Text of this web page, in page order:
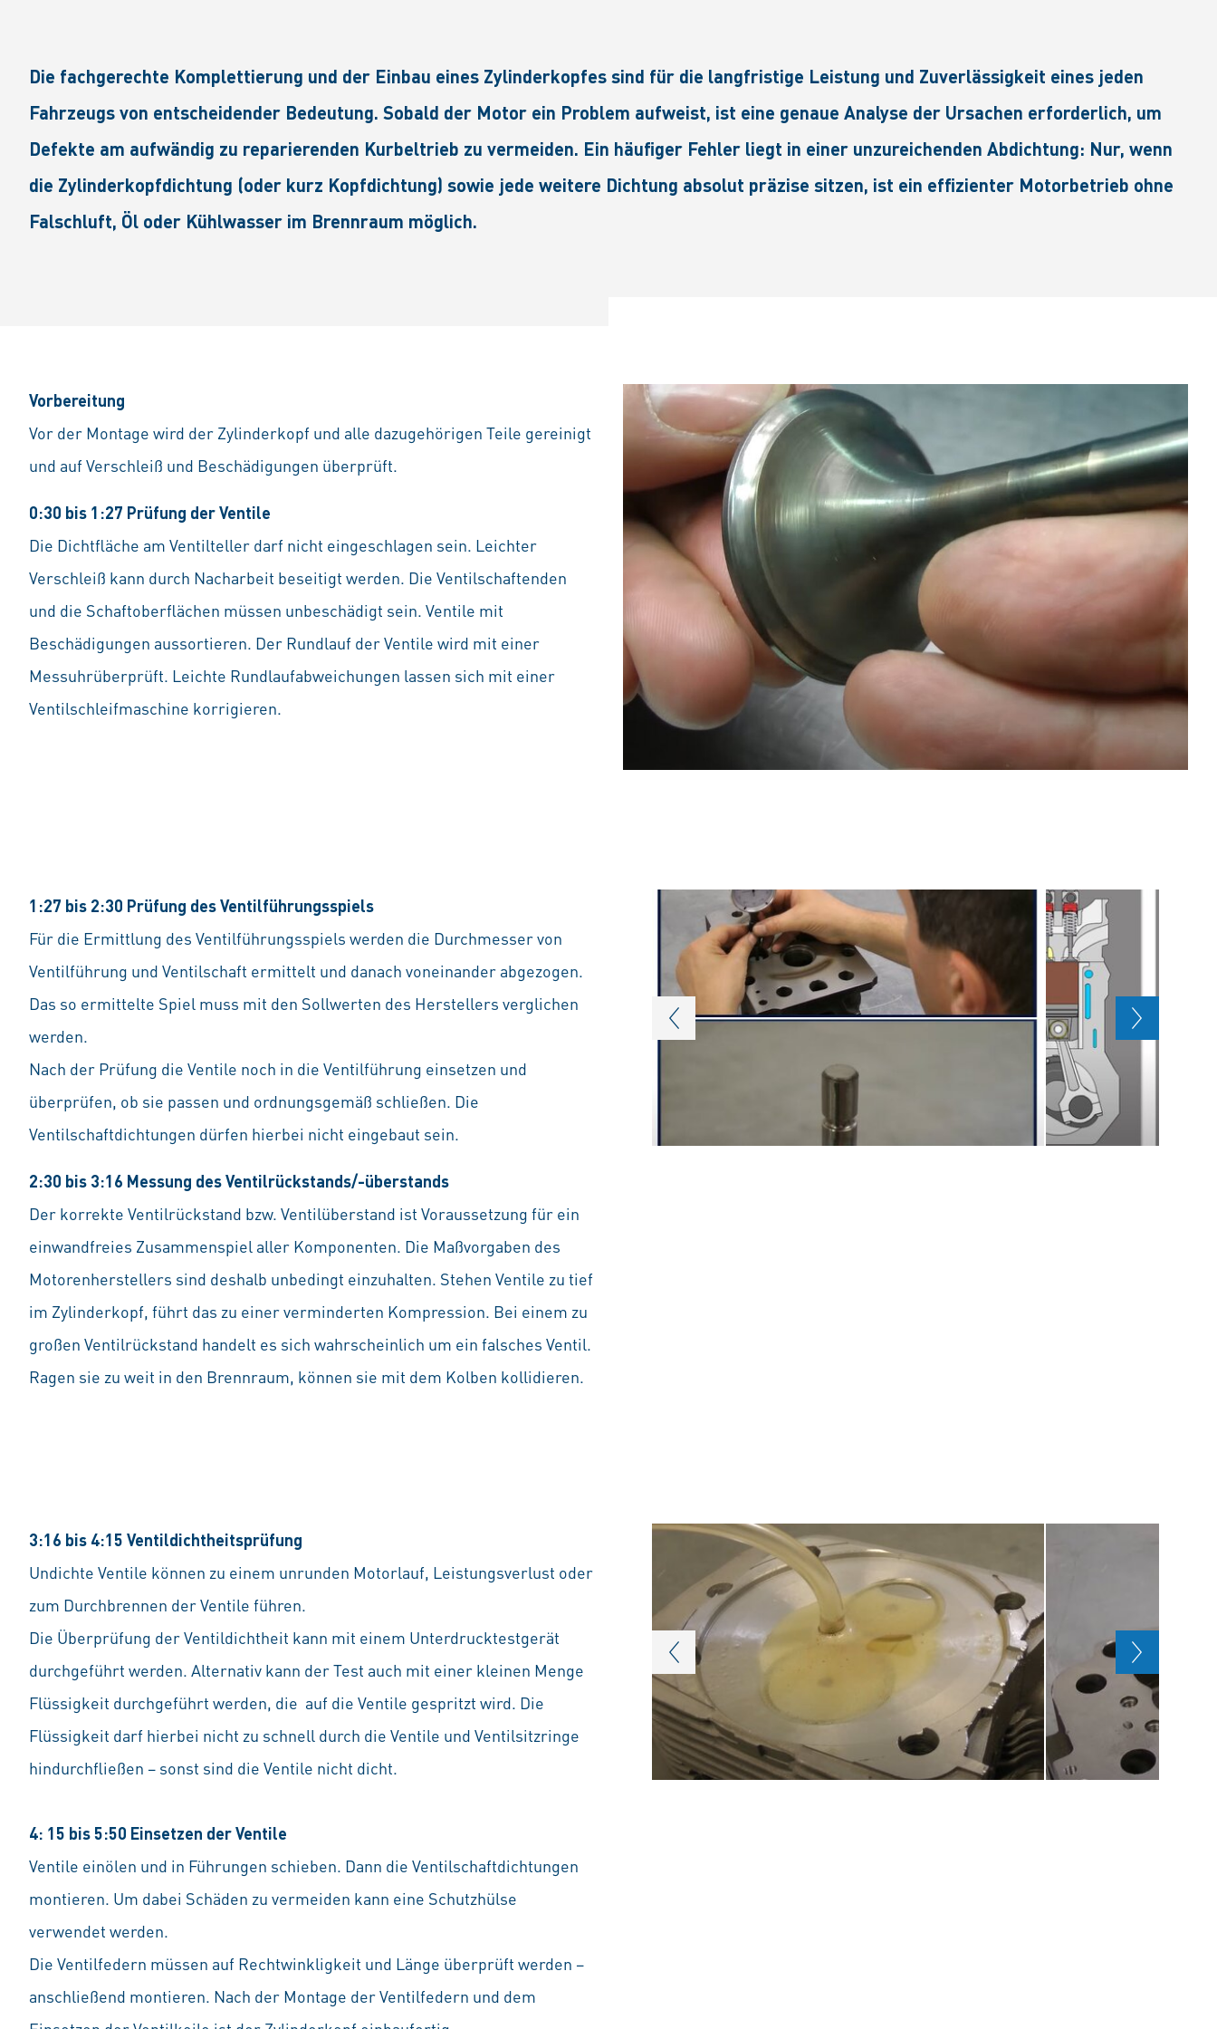
Die fachgerechte Komplettierung und der Einbau eines Zylinderkopfes sind für die langfristige Leistung und Zuverlässigkeit eines jeden
Fahrzeugs von entscheidender Bedeutung. Sobald der Motor ein Problem aufweist, ist eine genaue Analyse der Ursachen erforderlich, um
Defekte am aufwändig zu reparierenden Kurbeltrieb zu vermeiden. Ein häufiger Fehler liegt in einer unzureichenden Abdichtung: Nur, wenn
die Zylinderkopfdichtung (oder kurz Kopfdichtung) sowie jede weitere Dichtung absolut präzise sitzen, ist ein effizienter Motorbetrieb ohne
Falschluft, Öl oder Kühlwasser im Brennraum möglich.
Vorbereitung
Vor der Montage wird der Zylinderkopf und alle dazugehörigen Teile gereinigt
und auf Verschleiß und Beschädigungen überprüft.
0:30 bis 1:27 Prüfung der Ventile
Die Dichtfläche am Ventilteller darf nicht eingeschlagen sein. Leichter
Verschleiß kann durch Nacharbeit beseitigt werden. Die Ventilschaftenden
und die Schaftoberflächen müssen unbeschädigt sein. Ventile mit
Beschädigungen aussortieren. Der Rundlauf der Ventile wird mit einer
Messuhrüberprüft. Leichte Rundlaufabweichungen lassen sich mit einer
Ventilschleifmaschine korrigieren.
1:27 bis 2:30 Prüfung des Ventilführungsspiels
Für die Ermittlung des Ventilführungsspiels werden die Durchmesser von
Ventilführung und Ventilschaft ermittelt und danach voneinander abgezogen.
Das so ermittelte Spiel muss mit den Sollwerten des Herstellers verglichen
werden.
Nach der Prüfung die Ventile noch in die Ventilführung einsetzen und
überprüfen, ob sie passen und ordnungsgemäß schließen. Die
Ventilschaftdichtungen dürfen hierbei nicht eingebaut sein.
2:30 bis 3:16 Messung des Ventilrückstands/-überstands
Der korrekte Ventilrückstand bzw. Ventilüberstand ist Voraussetzung für ein
einwandfreies Zusammenspiel aller Komponenten. Die Maßvorgaben des
Motorenherstellers sind deshalb unbedingt einzuhalten. Stehen Ventile zu tief
im Zylinderkopf, führt das zu einer verminderten Kompression. Bei einem zu
großen Ventilrückstand handelt es sich wahrscheinlich um ein falsches Ventil.
Ragen sie zu weit in den Brennraum, können sie mit dem Kolben kollidieren.
3:16 bis 4:15 Ventildichtheitsprüfung
Undichte Ventile können zu einem unrunden Motorlauf, Leistungsverlust oder
zum Durchbrennen der Ventile führen.
Die Überprüfung der Ventildichtheit kann mit einem Unterdrucktestgerät
durchgeführt werden. Alternativ kann der Test auch mit einer kleinen Menge
Flüssigkeit durchgeführt werden, die auf die Ventile gespritzt wird. Die
Flüssigkeit darf hierbei nicht zu schnell durch die Ventile und Ventilsitzringe
hindurchfließen – sonst sind die Ventile nicht dicht.
4: 15 bis 5:50 Einsetzen der Ventile
Ventile einölen und in Führungen schieben. Dann die Ventilschaftdichtungen
montieren. Um dabei Schäden zu vermeiden kann eine Schutzhülse
verwendet werden.
Die Ventilfedern müssen auf Rechtwinkligkeit und Länge überprüft werden –
anschließend montieren. Nach der Montage der Ventilfedern und dem